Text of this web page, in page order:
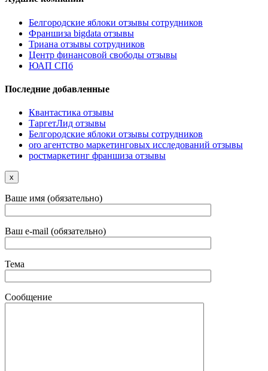
Белгородские яблоки отзывы сотрудников
Франшиза bigdata отзывы
Триана отзывы сотрудников
Центр финансовой свободы отзывы
ЮАП СПб
Последние добавленные
Квантастика отзывы
ТаргетЛид отзывы
Белгородские яблоки отзывы сотрудников
oro агентство маркетинговых исследований отзывы
ростмаркетинг франшиза отзывы
x
Ваше имя (обязательно)
Ваш e-mail (обязательно)
Тема
Сообщение